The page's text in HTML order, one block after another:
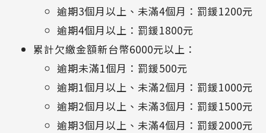
逾期3個月以上、未滿4個月：罰鍰1200元
逾期4個月以上：罰鍰1800元
累計欠繳金額新台幣6000元以上：
逾期未滿1個月：罰鍰500元
逾期1個月以上、未滿2個月：罰鍰1000元
逾期2個月以上、未滿3個月：罰鍰1500元
逾期3個月以上、未滿4個月：罰鍰2000元